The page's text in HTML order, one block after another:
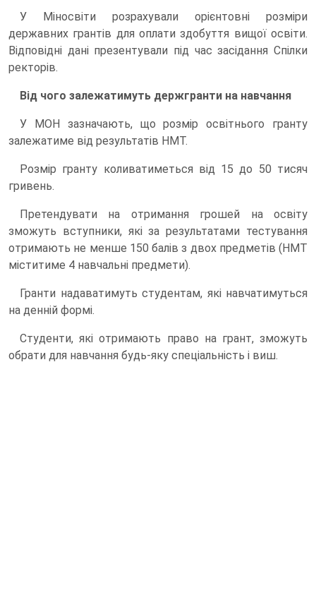
У Міносвіти розрахували орієнтовні розміри
державних грантів для оплати здобуття вищої освіти.
Відповідні дані презентували під час засідання Спілки
ректорів.
Від чого залежатимуть держгранти на навчання
У МОН зазначають, що розмір освітнього гранту
залежатиме від результатів НМТ.
Розмір гранту коливатиметься від 15 до 50 тисяч
гривень.
Претендувати на отримання грошей на освіту
зможуть вступники, які за результатами тестування
отримають не менше 150 балів з двох предметів (НМТ
міститиме 4 навчальні предмети).
Гранти надаватимуть студентам, які навчатимуться
на денній формі.
Студенти, які отримають право на грант, зможуть
обрати для навчання будь-яку спеціальність і виш.